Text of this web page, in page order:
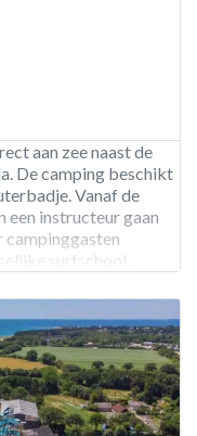
aan zee naast de
De camping beschikt
Vanaf de
een instructeur gaan
campinggasten
surfschool.